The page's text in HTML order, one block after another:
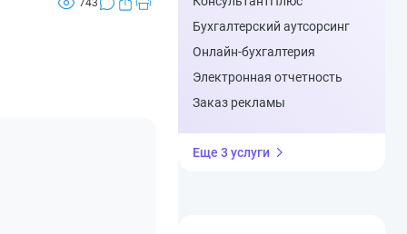
743
Бухгалтерский аутсорсинг
Онлайн-бухгалтерия
Электронная отчетность
Заказ рекламы
Еще 3 услуги